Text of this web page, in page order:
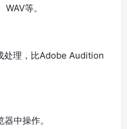
等。
处理，比Adobe Audition
中操作。